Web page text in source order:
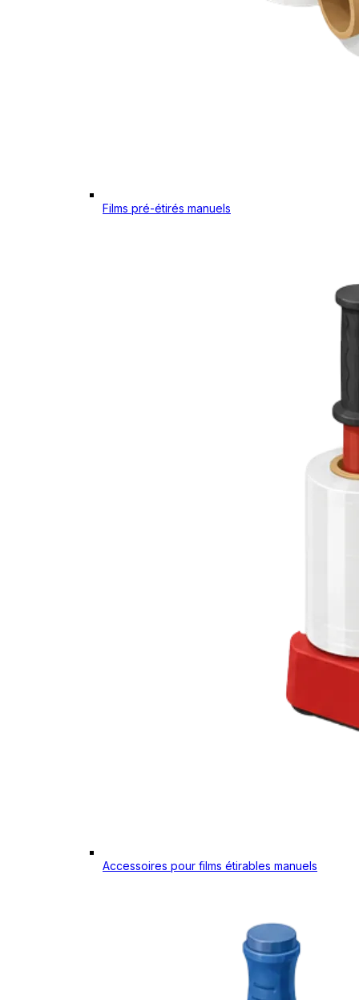
Films pré-étirés manuels
Accessoires pour films étirables manuels